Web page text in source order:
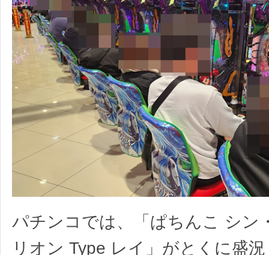
パチンコでは、「ぱちんこ シン
リオン Type レイ」がとくに盛況